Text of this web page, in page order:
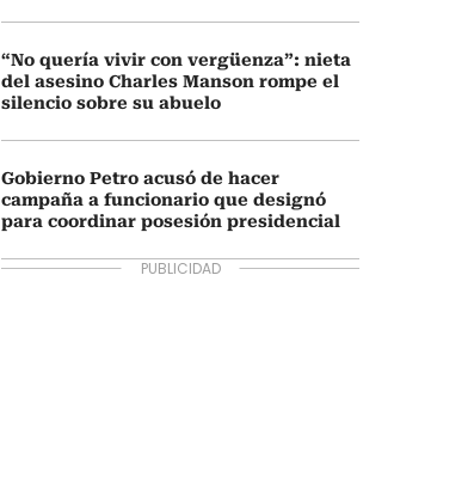
“No quería vivir con vergüenza”: nieta
del asesino Charles Manson rompe el
silencio sobre su abuelo
Gobierno Petro acusó de hacer
campaña a funcionario que designó
para coordinar posesión presidencial